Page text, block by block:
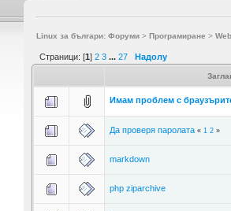
Linux за българи: Форуми> Програмиране >
Страници: [1] 2 3 ... 27 Надолу
Имам проблем с
Да проверя паролата « 1 2»
markdown
php ziparchive